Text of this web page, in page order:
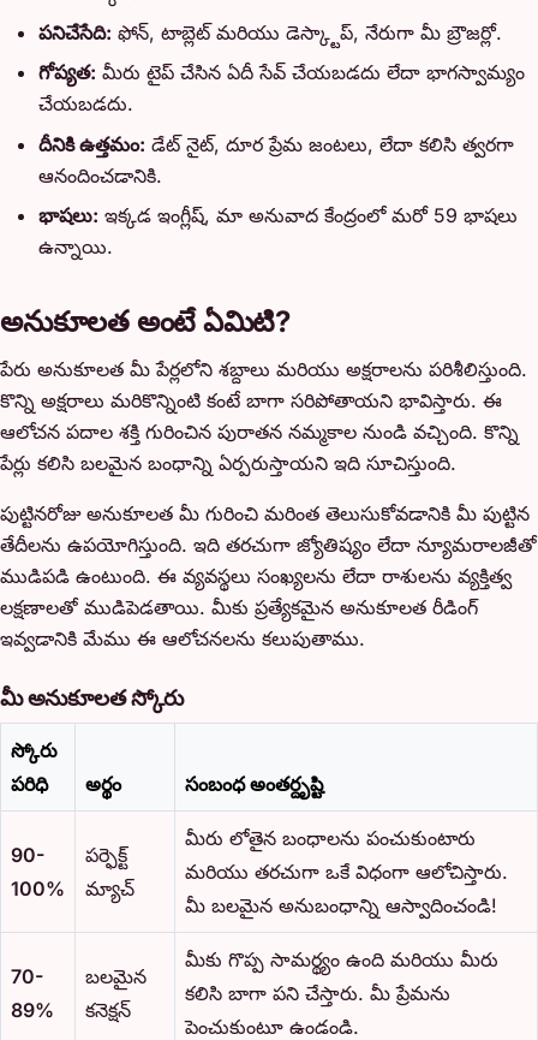
పనిచేసేది: ఫోన్, టాబ్లెట్ మరియు డెస్క్టాప్, నేరుగా మీ బ్రౌజర్లో.
గోప్యత: మీరు టైప్ చేసిన ఏదీ సేవ్ చేయబడదు లేదా భాగస్వామ్యం
చేయబడదు.
దీనికి ఉత్తమం: డేట్ నైట్, దూర ప్రేమ జంటలు, లేదా కలిసి త్వరగా
ఆనందించడానికి.
భాషలు: ఇక్కడ ఇంగ్లీష్, మా అనువాద కేంద్రంలో మరో 59 భాషలు
ఉన్నాయి.
అనుకూలత అంటే ఏమిటి?
పేరు అనుకూలత మీ పేర్లలోని శబ్దాలు మరియు అక్షరాలను పరిశీలిస్తుంది.
కొన్ని అక్షరాలు మరికొన్నింటి కంటే బాగా సరిపోతాయని భావిస్తారు. ఈ
ఆలోచన పదాల శక్తి గురించిన పురాతన నమ్మకాల నుండి వచ్చింది. కొన్ని
పేర్లు కలిసి బలమైన బంధాన్ని ఏర్పరుస్తాయని ఇది సూచిస్తుంది.
పుట్టినరోజు అనుకూలత మీ గురించి మరింత తెలుసుకోవడానికి మీ పుట్టిన
తేదీలను ఉపయోగిస్తుంది. ఇది తరచుగా జ్యోతిష్యం లేదా న్యూమరాలజీతో
ముడిపడి ఉంటుంది. ఈ వ్యవస్థలు సంఖ్యలను లేదా రాశులను వ్యక్తిత్వ
లక్షణాలతో ముడిపెడతాయి. మీకు ప్రత్యేకమైన అనుకూలత రీడింగ్
ఇవ్వడానికి మేము ఈ ఆలోచనలను కలుపుతాము.
మీ అనుకూలత స్కోరు
స్కోరు
పరిధి
అర్థం సంబంధ అంతర్దృష్టి
90-
100%
పర్ఫెక్ట్
మ్యాచ్
మీరు లోతైన బంధాలను పంచుకుంటారు
మరియు తరచుగా ఒకే విధంగా ఆలోచిస్తారు.
మీ బలమైన అనుబంధాన్ని ఆస్వాదించండి!
70-
89%
బలమైన
కనెక్షన్
మీకు గొప్ప సామర్థ్యం ఉంది మరియు మీరు
కలిసి బాగా పని చేస్తారు. మీ ప్రేమను
పెంచుకుంటూ ఉండండి.